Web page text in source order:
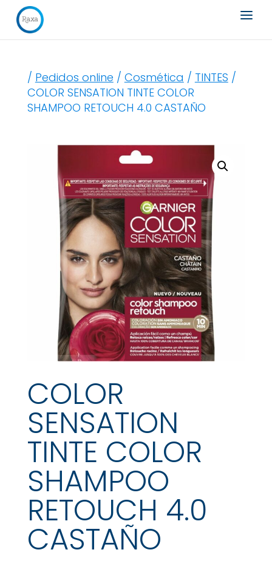
Búsqueda
de
productos
/ Pedidos online / Cosmética / TINTES /
COLOR SENSATION TINTE COLOR
SHAMPOO RETOUCH 4.0 CASTAÑO
COLOR
SENSATION
TINTE COLOR
SHAMPOO
RETOUCH 4.0
CASTAÑO